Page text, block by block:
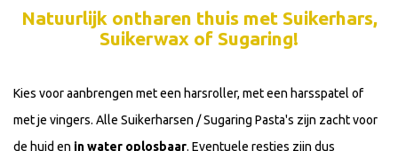
Natuurlijk ontharen thuis met Suikerhars,
Suikerwax of Sugaring!
Kies voor aanbrengen met een harsroller, met een harsspatel of
met je vingers. Alle Suikerharsen / Sugaring Pasta's zijn zacht voor
de huid en in water oplosbaar. Eventuele restjes zijn dus